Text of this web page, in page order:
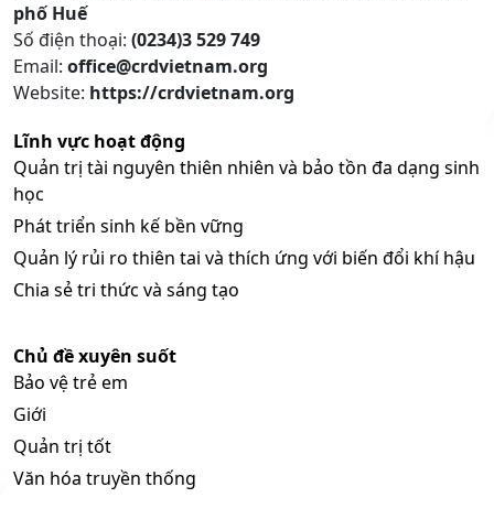
phố Huế
Số điện thoại: (0234)3 529 749
Email: office@crdvietnam.org
Website: https://crdvietnam.org
Lĩnh vực hoạt động
Quản trị tài nguyên thiên nhiên và bảo tồn đa dạng sinh
học
Phát triển sinh kế bền vững
Quản lý rủi ro thiên tai và thích ứng với biến đổi khí hậu
Chia sẻ tri thức và sáng tạo
Chủ đề xuyên suốt
Bảo vệ trẻ em
Giới
Quản trị tốt
Văn hóa truyền thống